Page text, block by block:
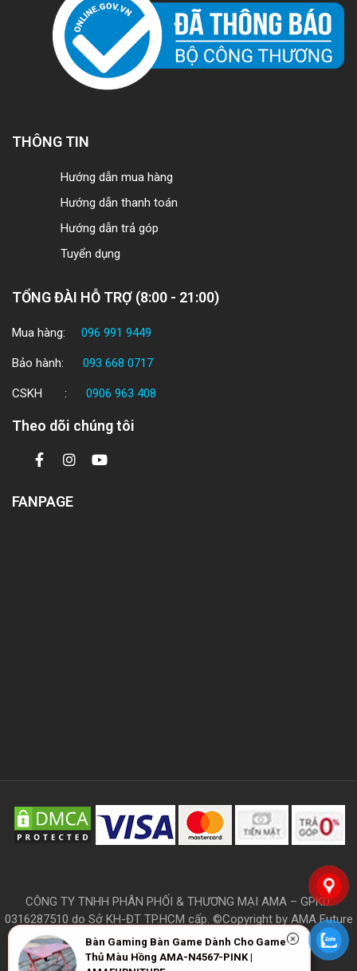
THÔNG TIN
Hướng dẫn mua hàng
Hướng dẫn thanh toán
Hướng dẫn trả góp
Tuyển dụng
TỔNG ĐÀI HỖ TRỢ (8:00 - 21:00)
Mua hàng: 096 991 9449
Bảo hành: 093 668 0717
CSKH : 0906 963 408
Theo dõi chúng tôi
FANPAGE
CÔNG TY TNHH PHÂN PHỐI & THƯƠNG MẠI AMA – GPKD:
0316287510 do Sở KH-ĐT TP.HCM cấp. ©Copyright by AMA Future
Furniture
Bàn Gaming Bàn Game Dành Cho Game
Thủ Màu Hồng AMA-N4567-PINK |